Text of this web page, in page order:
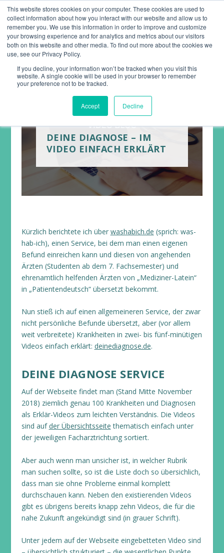
This website stores cookies on your computer. These cookies are used to
collect information about how you interact with our website and allow us to
remember you. We use this information in order to improve and customize
your browsing experience and for analytics and metrics about our visitors
both on this website and other media. To find out more about the cookies we
use, see our Privacy Policy.
If you decline, your information won’t be tracked when you visit this
website. A single cookie will be used in your browser to remember
your preference not to be tracked.
Accept Decline
DEINE DIAGNOSE – IM
VIDEO EINFACH ERKLÄRT
Kürzlich berichtete ich über washabich.de (sprich: was-
hab-ich), einen Service, bei dem man einen eigenen
Befund einreichen kann und diesen von angehenden
Ärzten (Studenten ab dem 7. Fachsemester) und
ehrenamtlich helfenden Ärzten von „Mediziner-Latein“
in „Patientendeutsch“ übersetzt bekommt.
Nun stieß ich auf einen allgemeineren Service, der zwar
nicht persönliche Befunde übersetzt, aber (vor allem
weit verbreitete) Krankheiten in zwei- bis fünf-minütigen
Videos einfach erklärt: deinediagnose.de.
DEINE DIAGNOSE SERVICE
Auf der Webseite findet man (Stand Mitte November
2018) ziemlich genau 100 Krankheiten und Diagnosen
als Erklär-Videos zum leichten Verständnis. Die Videos
sind aufder Übersichtsseite thematisch einfach unter
der jeweiligen Facharztrichtung sortiert.
Aber auch wenn man unsicher ist, in welcher Rubrik
man suchen sollte, so ist die Liste doch so übersichlich,
dass man sie ohne Probleme einmal komplett
durchschauen kann. Neben den existierenden Videos
gibt es übrigens bereits knapp zehn Videos, die für die
nahe Zukunft angekündigt sind (in grauer Schrift).
Unter jedem auf der Webseite eingebetteten Video sind